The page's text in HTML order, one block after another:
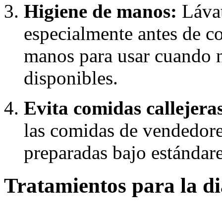
Higiene de manos:
especialmente antes de
manos para usar cuando
disponibles.
Evita comidas
las comidas de
preparadas bajo
Tratamientos para la